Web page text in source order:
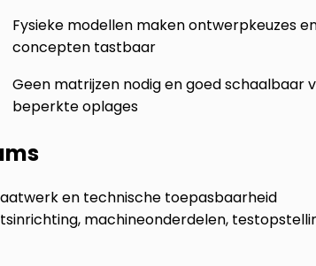
Fysieke modellen maken ontwerpkeuzes
concepten tastbaar
Geen matrijzen nodig en goed schaalbaar
beperkte oplages
en technische toepasbaarheid
machineonderdelen,